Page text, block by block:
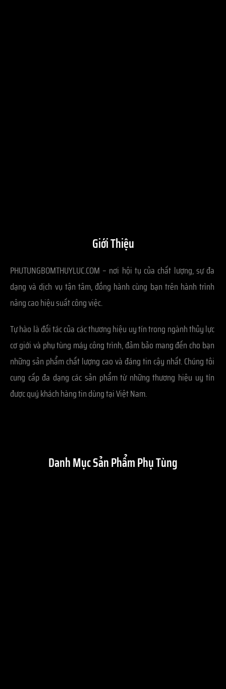
Giới Thiệu
PHUTUNGBOMTHUYLUC.COM – nơi hội tụ của chất lượng, sự đa
dạng và dịch vụ tận tâm, đồng hành cùng bạn trên hành trình
nâng cao hiệu suất công việc.
Tự hào là đối tác của các thương hiệu uy tín trong ngành thủy lực
cơ giới và phụ tùng máy công trình, đảm bảo mang đến cho bạn
những sản phẩm chất lượng cao và đáng tin cậy nhất. Chúng tôi
cung cấp đa dạng các sản phẩm từ những thương hiệu uy tín
được quý khách hàng tin dùng tại Việt Nam.
Danh Mục Sản Phẩm Phụ Tùng